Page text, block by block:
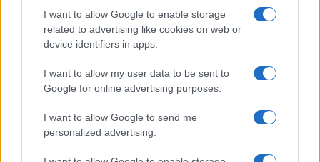
I want to allow Google to enable storage
related to advertising like cookies on web or
device identifiers in apps.
I want to allow my user data to be sent to
Google for online advertising purposes.
I want to allow Google to send me
personalized advertising.
Roma Fase 2 Le novità sugli orari di metro e bus
Per la cosiddetta Fase 2 a Roma è previsto un
prolungamento degli orari dei mezzi pubblici,
proprio…
Leggi l’articolo →